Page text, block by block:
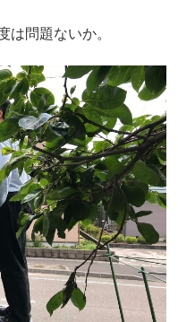
は問題ないか。